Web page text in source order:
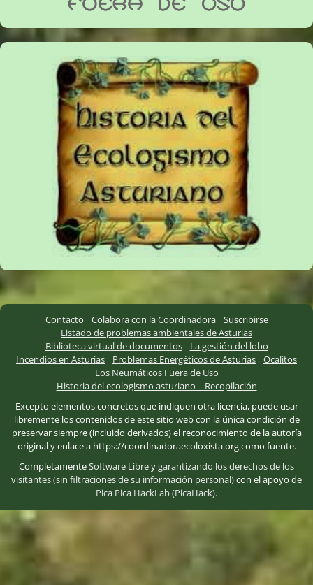
Contacto Colabora con la Coordinadora
Suscribirse
Listado de problemas ambientales de Asturias
Biblioteca virtual de documentos
La gestión del lobo
Incendios en Asturias
Problemas Energéticos de Asturias
Ocalitos
Los Neumáticos Fuera de Uso
Historia del ecologismo asturiano – Recopilación
Excepto elementos concretos que indiquen otra licencia, puede usar
libremente los contenidos de este sitio web con la única condición de
preservar siempre (incluido derivados) el reconocimiento de la autoría
original y enlace a https://coordinadoraecoloxista.org como fuente.
CompletamenteSoftware Libreygarantizando los derechos de los
visitantes (sin filtraciones de su información personal)con el apoyo de
Pica Pica HackLab (PicaHack).